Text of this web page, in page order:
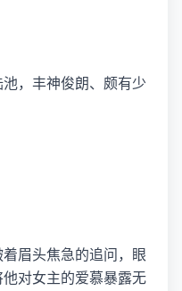
，丰神俊朗、颇有少
眉头焦急的追问，眼
对女主的爱慕暴露无